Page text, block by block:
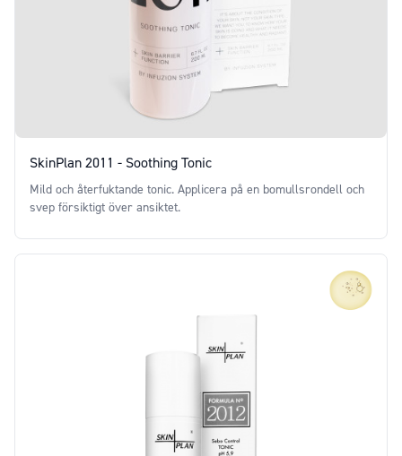
SkinPlan 2011 - Soothing Tonic
Mild och återfuktande tonic. Applicera på en bomullsrondell och
svep försiktigt över ansiktet.